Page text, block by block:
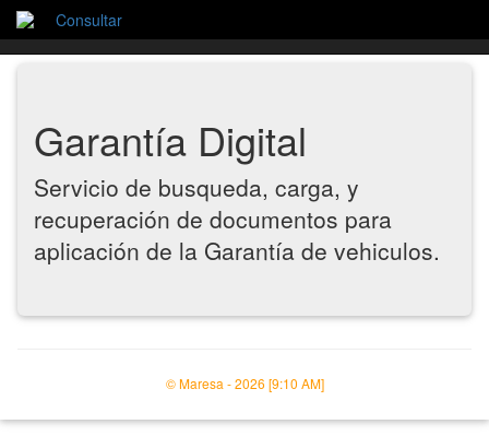
Consultar
Garantía Digital
Servicio de busqueda, carga, y
recuperación de documentos para
aplicación de la Garantía de vehiculos.
© Maresa - 2026 [9:10 AM]